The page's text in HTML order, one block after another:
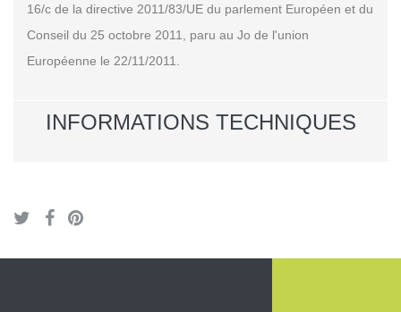
16/c de la directive 2011/83/UE du parlement Européen et du
Conseil du 25 octobre 2011, paru au Jo de l'union
Européenne le 22/11/2011.
INFORMATIONS TECHNIQUES